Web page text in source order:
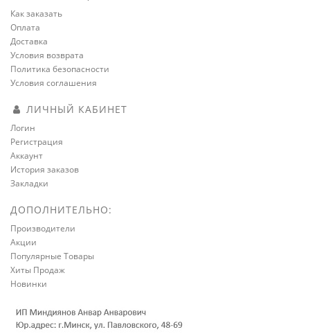
Как заказать
Оплата
Доставка
Условия возврата
Политика безопасности
Условия соглашения
ЛИЧНЫЙ КАБИНЕТ
Логин
Регистрация
Аккаунт
История заказов
Закладки
ДОПОЛНИТЕЛЬНО:
Производители
Акции
Популярные Товары
Хиты Продаж
Новинки